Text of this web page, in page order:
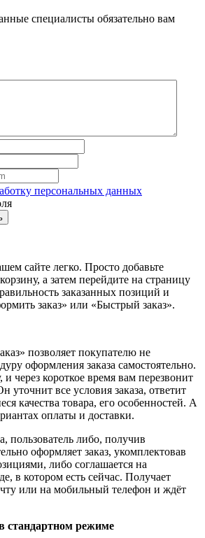
специалисты обязательно вам
персональных данных
сайте легко. Просто добавьте
а затем перейдите на страницу
заказанных позиций и
заказ» или «Быстрый заказ».
позволяет покупателю не
оформления заказа самостоятельно.
через короткое время вам перезвонит
уточнит все условия заказа, ответит
качества товара, его особенностей. А
оплаты и доставки.
пользователь либо, получив
оформляет заказ, укомплектовав
либо соглашается на
в котором есть сейчас. Получает
или на мобильный телефон и ждёт
стандартном режиме